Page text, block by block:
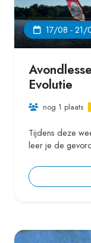
17/08 -
Evolutie
nog 1 plaats
Tijdens deze
leer je de